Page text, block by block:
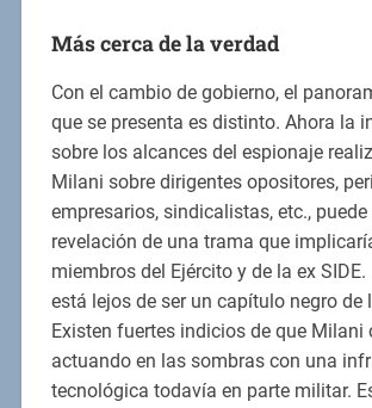
Más cerca de la verdad
Con el cambio de gobierno, el
que se presenta es distinto. Ahora la
sobre los alcances del espionaje
Milani sobre dirigentes opositores,
empresarios, sindicalistas, etc.,
revelación de una trama que
miembros del Ejército y de la ex SIDE.
está lejos de ser un capítulo negro de
Existen fuertes indicios de que Milani
actuando en las sombras con una
tecnológica todavía en parte militar.